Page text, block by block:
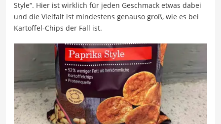
Style“. Hier ist wirklich für jeden Geschmack etwas dabei
und die Vielfalt ist mindestens genauso groß, wie es bei
Kartoffel-Chips der Fall ist.